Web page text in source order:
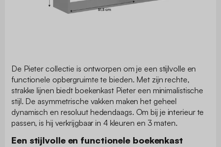
De Pieter collectie is ontworpen om je een stijlvolle en
functionele opbergruimte te bieden. Met zijn rechte,
strakke lijnen biedt boekenkast Pieter een minimalistische
stijl. De asymmetrische vakken maken het geheel
dynamisch en resoluut hedendaags. Om bij je interieur te
passen, is hij verkrijgbaar in 4 kleuren en 3 maten.
Een stijlvolle en functionele boekenkast